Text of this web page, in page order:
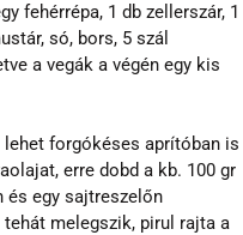
fehérrépa, 1 db zellerszár, 1
só, bors, 5 szál
a vegák a végén egy kis
forgókéses aprítóban is
erre dobd a kb. 100 gr
és egy sajtreszelőn
melegszik, pirul rajta a